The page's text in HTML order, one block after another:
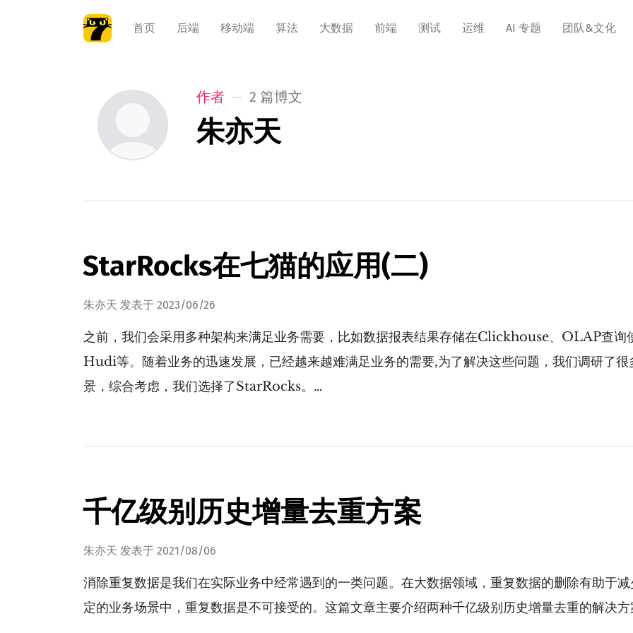
首页 后端 移动端 算法 大数据 前端 测试 运维 AI 专题 团队&文化
作者 2 篇博文
朱亦天
StarRocks在七猫的应用(二)
朱亦天 发表于2023/06/26
之前，我们会采用多种架构来满足业务需要，比如数据报表结果存储在Clickhouse、OLAP查
Hudi等。随着业务的迅速发展，已经越来越难满足业务的需要,为了解决这些问题，我们调研了
景，综合考虑，我们选择了StarRocks。…
千亿级别历史增量去重方案
朱亦天 发表于2021/08/06
消除重复数据是我们在实际业务中经常遇到的一类问题。在大数据领域，重复数据的删除有助于
定的业务场景中，重复数据是不可接受的。这篇文章主要介绍两种千亿级别历史增量去重的解决